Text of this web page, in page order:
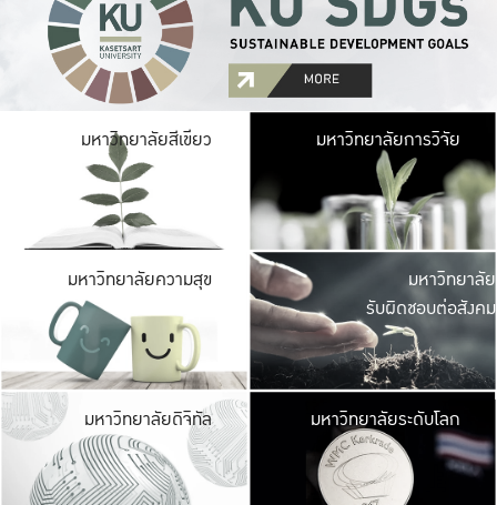
มหาวิทยาลัยสีเขียว มหาวิ
มีพื้นที่เขียวสดใส
เป็นป่าในเมือง เกษต
มหาวิทยาลัยการวิจัย
มหาวิทยาลัยความสุข มหาวิ
ค
เปิดประ
และพบเรื่องราวใ
มหาวิทยาลัย
รับผิดชอบต่อสังคม
มหาวิทยาลัยดิจิทัล มหาวิ
เปลี่ยนแปลง แล
เพื่อทำง
มหาวิทยาลัยระดับโลก